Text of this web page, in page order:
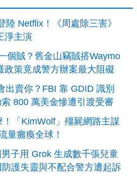
陸 Netflix！《周處除三害》
淨主演
個賊？舊金山竊賊搭Waymo
政策竟成警方辦案最大阻礙
出賣你？FBI 靠 GDID 識別
800 萬美金慘遭引渡受審
！「KimWolf」殭屍網路主謀
量癱瘓全球！
子用 Grok 生成數千張兒童
護失靈與不配合警方遭起訴